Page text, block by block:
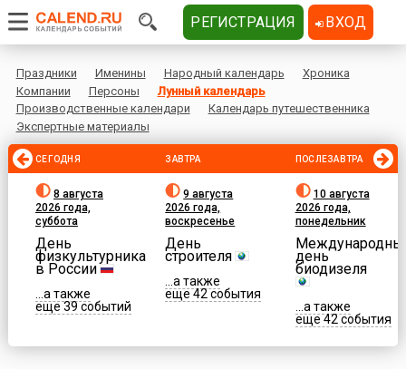
Праздники Именины Народный календарь
Хроника
Компании
Персоны
Лунный календарь
Производственные календари
Календарь путешественника
Экспертные материалы
СЕГОДНЯ
8 августа
2026 года,
суббота
День
физкультурника
в России
...а также
еще 39 событий
ЗАВТРА
9 августа
2026 года,
воскресенье
День
строителя
...а также
еще 42 события
ПОСЛЕЗАВТРА
10 августа
2026 года,
понедельник
день
биодизеля
...а также
еще 42 события
РЕГИСТРАЦИЯ ВХОД